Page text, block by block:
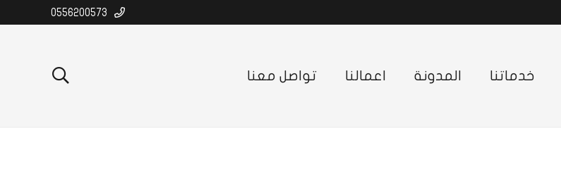
خدماتنا المدونة اعمالنا تواصل معنا